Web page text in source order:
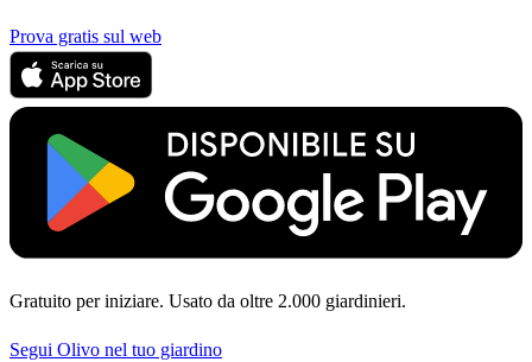
Prova gratis sul web
Gratuito per iniziare. Usato da oltre 2.000 giardinieri.
Segui Olivo nel tuo giardino